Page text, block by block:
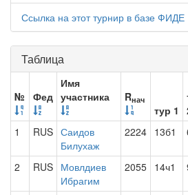
Ссылка на этот турнир в базе ФИДЕ
Таблица
№ Фед
Имя
участника
Rнач
тур 1
1
RUS Саидов
Билухаж
2224 13б1
2 RUS Мовлдиев
Ибрагим
2055 14ч1